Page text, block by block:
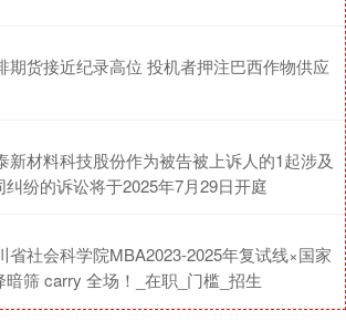
期货接近纪录高位 投机者押注巴西作物供应
新材料科技股份作为被告被上诉人的1起涉及
纷的诉讼将于2025年7月29日开庭
省社会科学院MBA2023-2025年复试线×国家
筛 carry 全场！_在职_门槛_招生